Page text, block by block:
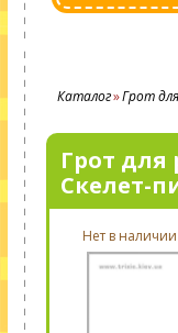
Каталог Грот
Грот для
Скелет-
Нет в наличии